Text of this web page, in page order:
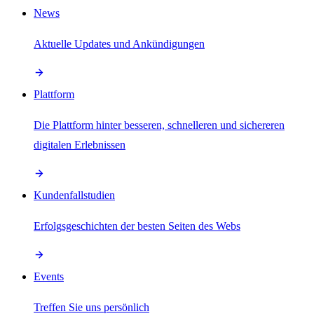
News
Aktuelle Updates und Ankündigungen
Plattform
Die Plattform hinter besseren, schnelleren und sichereren
digitalen Erlebnissen
Kundenfallstudien
Erfolgsgeschichten der besten Seiten des Webs
Events
Treffen Sie uns persönlich